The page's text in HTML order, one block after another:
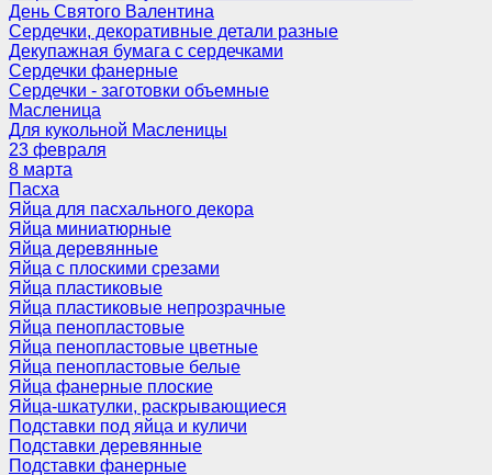
День Святого Валентина
Сердечки, декоративные детали разные
Декупажная бумага с сердечками
Сердечки фанерные
Сердечки - заготовки объемные
Масленица
Для кукольной Масленицы
23 февраля
8 марта
Пасха
Яйца для пасхального декора
Яйца миниатюрные
Яйца деревянные
Яйца с плоскими срезами
Яйца пластиковые
Яйца пластиковые непрозрачные
Яйца пенопластовые
Яйца пенопластовые цветные
Яйца пенопластовые белые
Яйца фанерные плоские
Яйца-шкатулки, раскрывающиеся
Подставки под яйца и куличи
Подставки деревянные
Подставки фанерные